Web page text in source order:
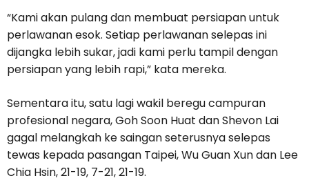
“Kami akan pulang dan membuat persiapan untuk
perlawanan esok. Setiap perlawanan selepas ini
dijangka lebih sukar, jadi kami perlu tampil dengan
persiapan yang lebih rapi,” kata mereka.
Sementara itu, satu lagi wakil beregu campuran
profesional negara, Goh Soon Huat dan Shevon Lai
gagal melangkah ke saingan seterusnya selepas
tewas kepada pasangan Taipei, Wu Guan Xun dan Lee
Chia Hsin, 21-19, 7-21, 21-19.